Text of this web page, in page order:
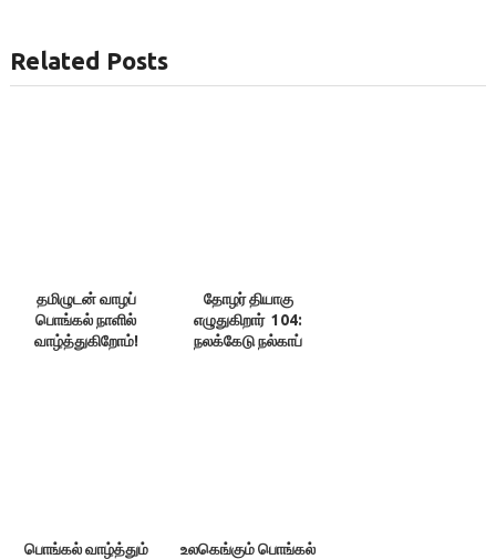
Related Posts
தமிழுடன் வாழப்
பொங்கல் நாளில்
வாழ்த்துகிறோம்!
தோழர் தியாகு
எழுதுகிறார் 104:
நலக்கேடு நல்காப்
பொங்கல் வாழ்த்தும்
உலகெங்கும் பொங்கல்